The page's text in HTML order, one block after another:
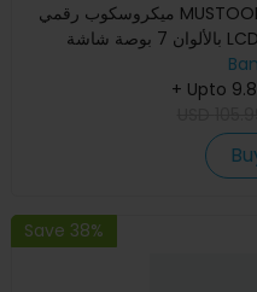
ميكروسكوب رقمي MUSTOOL G1200 12 ميجابكسل شاشة كبيرة
+ Upto
Save 38%